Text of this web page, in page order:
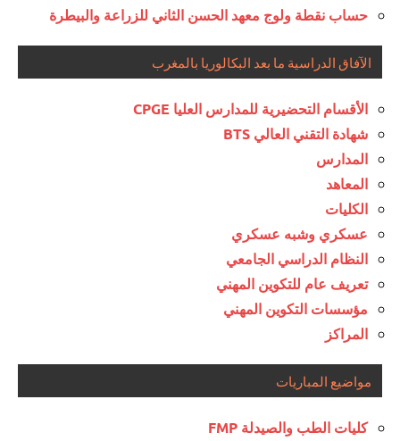
حساب نقطة ولوج معهد الحسن الثاني للزراعة والبيطرة
الآفاق الدراسية ما بعد البكالوريا بالمغرب
الأقسام التحضيرية للمدارس العليا CPGE
شهادة التقني العالي BTS
المدارس
المعاهد
الكليات
عسكري وشبه عسكري
النظام الدراسي الجامعي
تعريف عام للتكوين المهني
مؤسسات التكوين المهني
المراكز
مواضيع المباريات
كليات الطب والصيدلة FMP